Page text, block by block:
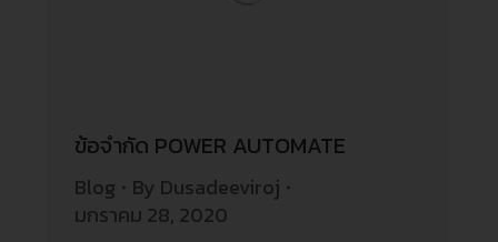
ข้อจำกัด POWER AUTOMATE
Blog By Dusadeeviroj
มกราคม 28, 2020